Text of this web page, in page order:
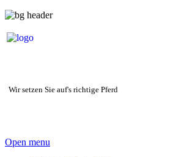
Wir setzen Sie auf's richtige Pferd
Open menu